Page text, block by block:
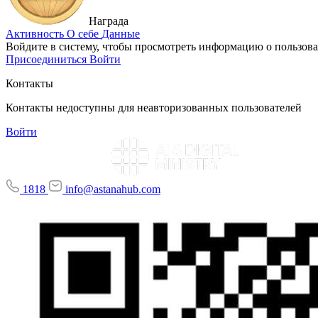
Награда
Активность О себе Данные
Войдите в систему, чтобы просмотреть информацию о
Присоединиться Войти
Контакты
Контакты недоступны для неавторизованных пользователей
Войти
1818 info@astanahub.com